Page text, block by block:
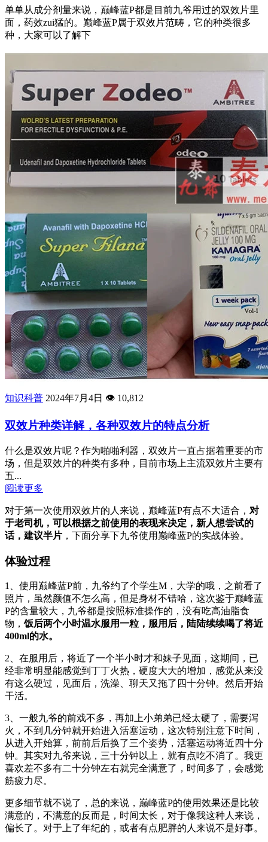
单单从成分剂量来说，巅峰蓝P都是目前九爷用过的双效片里
面，药效zui猛的。巅峰蓝P属于双效片范畴，它的种类很多
种，大家可以了解下
知识科普 2024年7月4日 👁️ 10,812
双效片种类详解，各种双效片的特点分析
什么是双效片呢？作为啪啪利器，双效片一直占据着重要的市
场，但是双效片的种类有多种，目前市场上主流双效片主要有
五...
阅读更多
对于第一次使用双效片的人来说，巅峰蓝P有点不大适合， 对
于老司机，可以根据之前使用的表现来决定，新人想尝试的
话，建议半片 ，下面分享下九爷使用巅峰蓝P的实战体验。
体验过程
1、使用巅峰蓝P前，九爷约了个学生M，大学的哦，之前看了
照片，虽然颜值不怎么高，但是身材不错哈，这次鉴于巅峰蓝
P的含量较大，九爷都是按照标准操作的，没有吃高油脂食
物，饭后两个小时温水服用一粒，服用后，陆陆续续喝了将近
400ml的水。
2、在服用后，将近了一个半小时才和妹子见面，这期间，已
经非常明显能感觉到丁丁火热，硬度大大的增加，感觉从来没
有这么硬过，见面后，洗澡、聊天又拖了四十分钟。然后开始
干活。
3、一般九爷的前戏不多，再加上小弟弟已经太硬了，需要泻
火，不到几分钟就开始进入活塞运动，这次特别注意下时间，
从进入开始算，前前后后换了三个姿势，活塞运动将近四十分
钟。其实对九爷来说，三十分钟以上，就有点吃不消了。我更
喜欢差不多有二十分钟左右就完全满意了，时间多了，会感觉
筋疲力尽。
更多细节就不说了，总的来说，巅峰蓝P的使用效果还是比较
满意的，不满意的反而是，时间太长，对于像我这种人来说，
偏长了。对于上了年纪的，或者有点肥胖的人来说不是好事。